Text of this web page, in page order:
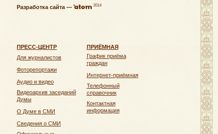
Разработка сайта — 2014
ПРЕСС-ЦЕНТР
Для журналистов
Фоторепортажи
Аудио и видео
Видеоархив заседаний
Думы
О Думе в СМИ
Сведения о СМИ
ПРИЁМНАЯ
График приёма
граждан
Интернет-приёмная
Телефонный
справочник
Контактная
информация